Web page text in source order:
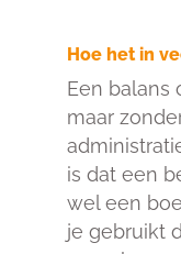
Hoe het in
Een balans
maar
is dat een
wel een
je gebruikt